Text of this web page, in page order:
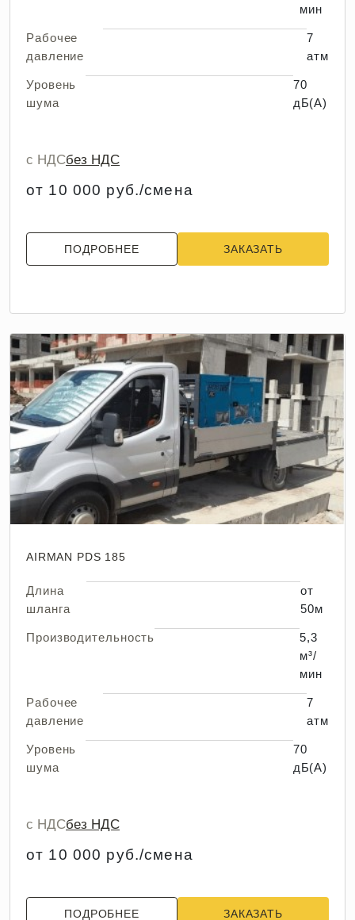
мин
Рабочее
давление
7
атм
Уровень
шума
70
дБ(А)
с НДСбез НДС
от 10 000 руб./смена
ПОДРОБНЕЕ ЗАКАЗАТЬ
AIRMAN PDS 185
Длина
шланга
от
50м
Производительность
5,3
м³/
мин
Рабочее
давление
7
атм
Уровень
шума
70
дБ(А)
с НДСбез НДС
от 10 000 руб./смена
ПОДРОБНЕЕ ЗАКАЗАТЬ